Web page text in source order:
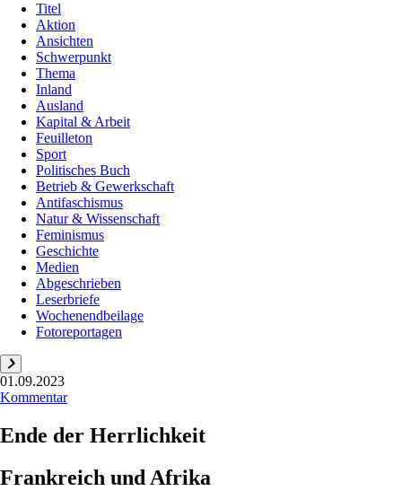
Titel
Aktion
Ansichten
Schwerpunkt
Thema
Inland
Ausland
Kapital & Arbeit
Feuilleton
Sport
Politisches Buch
Betrieb & Gewerkschaft
Antifaschismus
Natur & Wissenschaft
Feminismus
Geschichte
Medien
Abgeschrieben
Leserbriefe
Wochenendbeilage
Fotoreportagen
01.09.2023
Kommentar
Ende der Herrlichkeit
Frankreich und Afrika